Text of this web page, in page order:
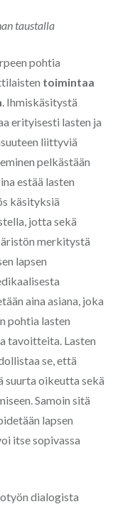
taustalla
pohtia
toimintaa
. Ihmiskäsitystä
erityisesti lasten ja
liittyviä
pelkästään
estää lasten
käsityksiä
jotta sekä
merkitystä
lapsen
aina asiana, joka
pohtia lasten
tavoitteita. Lasten
se, että
suurta oikeutta sekä
Samoin sitä
lapsen
itse sopivassa
dialogista